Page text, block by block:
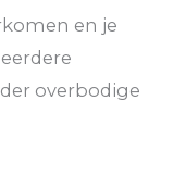
en je
overbodige